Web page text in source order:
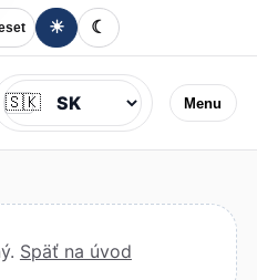
☀ ☾
Menu
Jazyk
🇸🇰
Späť na úvod